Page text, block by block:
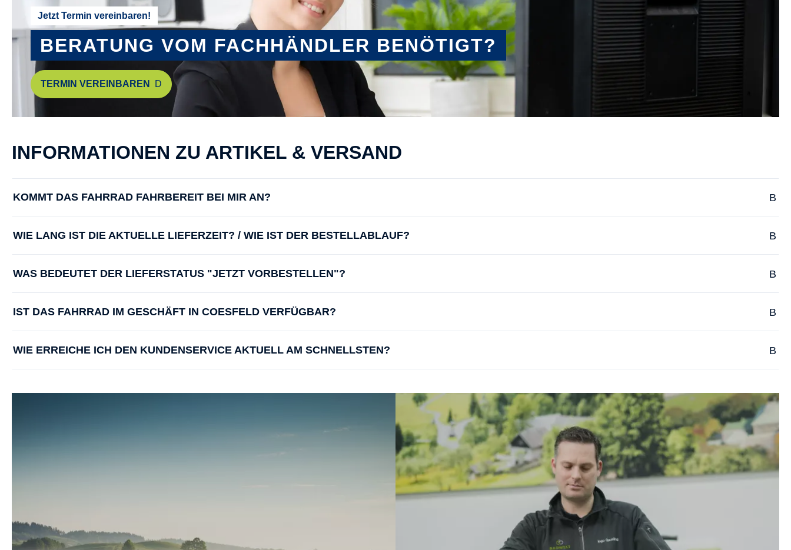
Jetzt Termin vereinbaren!
BERATUNG VOM FACHHÄNDLER BENÖTIGT?
TERMIN VEREINBAREN
INFORMATIONEN ZU ARTIKEL & VERSAND
KOMMT DAS FAHRRAD FAHRBEREIT BEI MIR AN?
WIE LANG IST DIE AKTUELLE LIEFERZEIT? / WIE IST DER BESTELLABLAUF?
WAS BEDEUTET DER LIEFERSTATUS "JETZT VORBESTELLEN"?
IST DAS FAHRRAD IM GESCHÄFT IN COESFELD VERFÜGBAR?
WIE ERREICHE ICH DEN KUNDENSERVICE AKTUELL AM SCHNELLSTEN?